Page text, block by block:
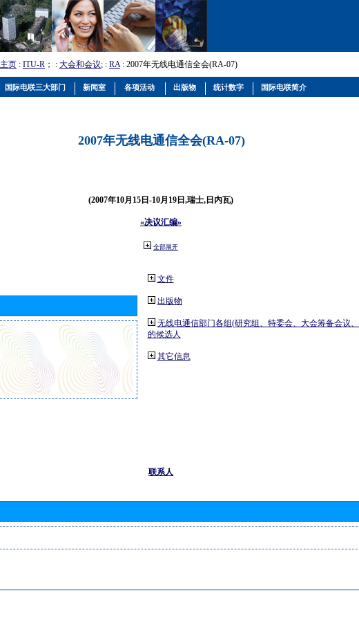
主页 : ITU-R ； : 大会和会议; : RA: 2007年无线电通信全会(RA-07)
2007年无线电通信全会(RA-07)
(2007年10月15日-10月19日,瑞士,日内瓦)
«决议汇编»
全部展开
文件
出版物
无线电通信部门各组(研究组、特委会、大会筹备会议
的候选人
其它信息
联系人
国际电联三大部门 新闻室 各项活动 出版物 统计数字 国际电联简介